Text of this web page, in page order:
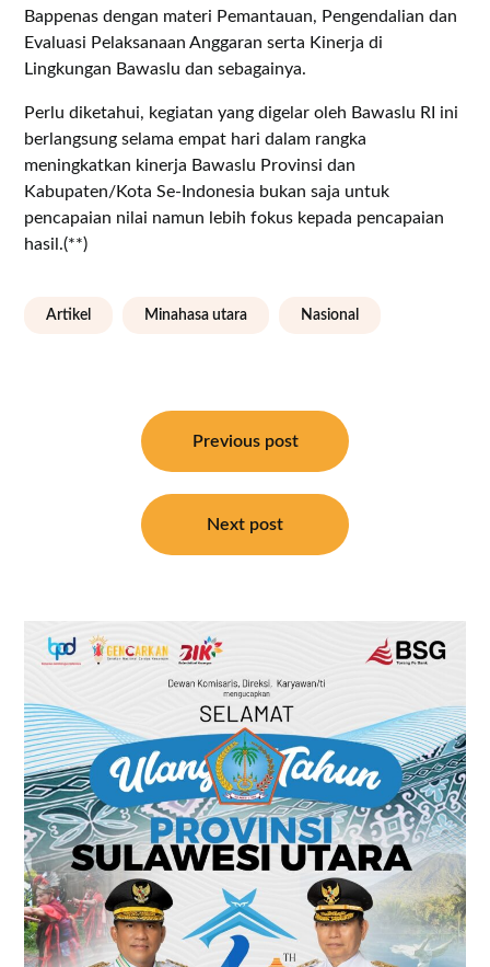
Bappenas dengan materi Pemantauan, Pengendalian dan
Evaluasi Pelaksanaan Anggaran serta Kinerja di
Lingkungan Bawaslu dan sebagainya.
Perlu diketahui, kegiatan yang digelar oleh Bawaslu RI ini
berlangsung selama empat hari dalam rangka
meningkatkan kinerja Bawaslu Provinsi dan
Kabupaten/Kota Se-Indonesia bukan saja untuk
pencapaian nilai namun lebih fokus kepada pencapaian
hasil.(**)
Artikel Minahasa utara Nasional
Previous post
Next post